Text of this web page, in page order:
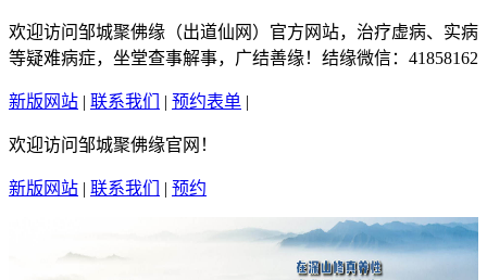
欢迎访问邹城聚佛缘（出道仙网）官方网站，治疗虚病、实病
等疑难病症，坐堂查事解事，广结善缘！结缘微信：41858162
新版网站 | 联系我们 | 预约表单 |
欢迎访问邹城聚佛缘官网！
新版网站 | 联系我们 | 预约